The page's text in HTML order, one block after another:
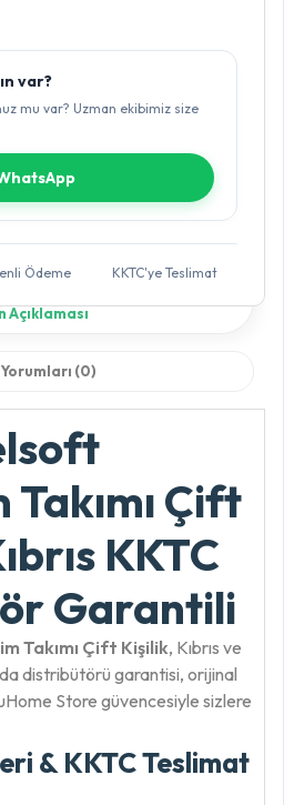
var?
mu var? Uzman ekibimiz size
Ödeme KKTC'ye Teslimat
Açıklaması
(0)
Çift
KKTC
Garantili
Takımı Çift Kişilik, Kıbrıs ve
distribütörü garantisi, orijinal
Store güvencesiyle sizlere
& KKTC Teslimat